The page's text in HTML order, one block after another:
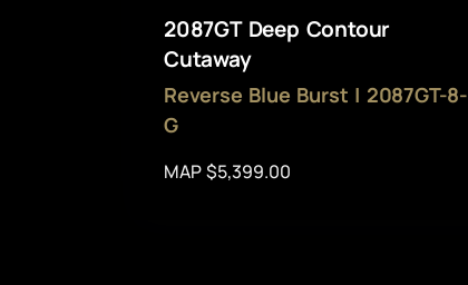
2087GT Deep Contour
Cutaway
Reverse Blue Burst | 2087GT-8-
G
MAP $5,399.00